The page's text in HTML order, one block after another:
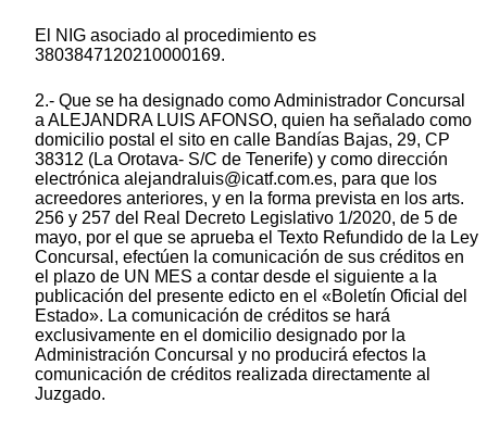
El NIG asociado al procedimiento es
3803847120210000169.
2.- Que se ha designado como Administrador Concursal
a ALEJANDRA LUIS AFONSO, quien ha señalado como
domicilio postal el sito en calle Bandías Bajas, 29, CP
38312 (La Orotava- S/C de Tenerife) y como dirección
electrónica alejandraluis@icatf.com.es, para que los
acreedores anteriores, y en la forma prevista en los arts.
256 y 257 del Real Decreto Legislativo 1/2020, de 5 de
mayo, por el que se aprueba el Texto Refundido de la Ley
Concursal, efectúen la comunicación de sus créditos en
el plazo de UN MES a contar desde el siguiente a la
publicación del presente edicto en el «Boletín Oficial del
Estado». La comunicación de créditos se hará
exclusivamente en el domicilio designado por la
Administración Concursal y no producirá efectos la
comunicación de créditos realizada directamente al
Juzgado.